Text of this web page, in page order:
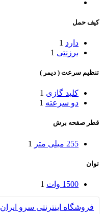
کیف حمل
دارد 1
برزنتی 1
تنظیم سرعت ( دیمر )
کلید گازی 1
دو سرعته 1
قطر صفحه برش
255 میلی متر 1
توان
1500 وات 1
فروشگاه اینترنتی سرو ایران